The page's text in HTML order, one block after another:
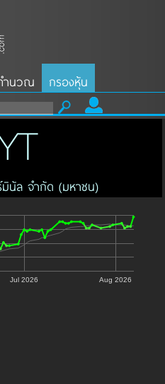
ำนวณ กรองหุ้น
นัล จำกัด (มหาชน)
Jul 2026 Aug 2026